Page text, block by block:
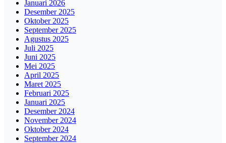
Januari 2026
Desember 2025
Oktober 2025
September 2025
Agustus 2025
Juli 2025
Juni 2025
Mei 2025
April 2025
Maret 2025
Februari 2025
Januari 2025
Desember 2024
November 2024
Oktober 2024
September 2024